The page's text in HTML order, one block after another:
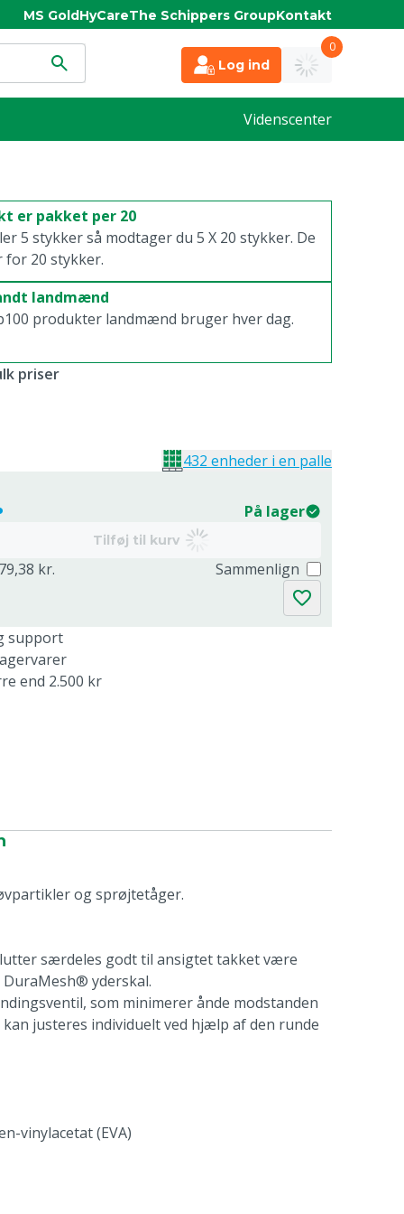
MS GoldHyCareThe Schippers GroupKontakt
Log ind
0
Videnscenter
er pakket per 20
5 stykker så modtager du 5 X 20 stykker. De
for 20 stykker.
landmænd
produkter landmænd bruger hver dag.
På lager
Tilføj til kurv
kr. Sammenlign
priser
432 enheder i en palle
support
end 2.500 kr
og sprøjtetåger.
særdeles godt til ansigtet takket være
yderskal.
som minimerer ånde modstanden
justeres individuelt ved hjælp af den runde
vinylacetat (EVA)